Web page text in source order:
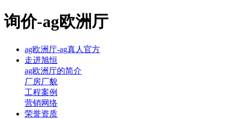
询价-ag欧洲厅
ag欧洲厅-ag真人官方
走进旭恒
ag欧洲厅的简介
厂房厂貌
工程案例
营销网络
荣誉资质